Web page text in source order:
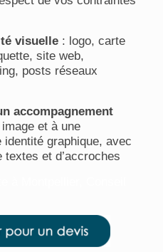
visuelle: logo, carte
site web,
posts réseaux
accompagnement
et à une
graphique, avec
et d’accroches